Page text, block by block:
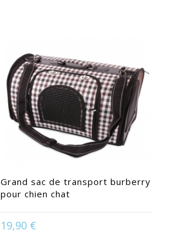
Grand sac de transport burberry
pour chien chat
19,90 €